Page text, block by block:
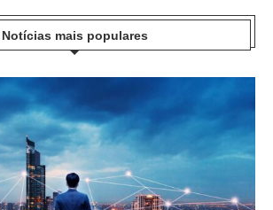
Notícias mais populares